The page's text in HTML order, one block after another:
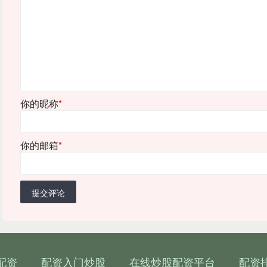
你的昵称*
你的邮箱*
提交评论
资 配资入门炒股 在线炒股配资平台 配资